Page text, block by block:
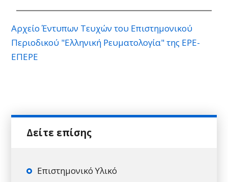
Αρχείο Έντυπων Τευχών του Επιστημονικού
Περιοδικού "Ελληνική Ρευματολογία" της ΕΡΕ-
ΕΠΕΡΕ
Επιστημονικό Υλικό